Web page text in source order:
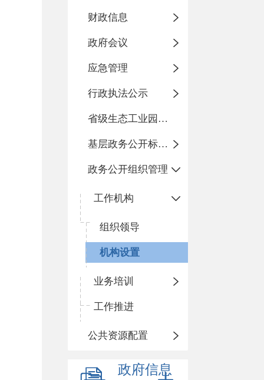
财政信息
政府会议
应急管理
行政执法公示
省级生态工业园区建设
基层政务公开标准化规范化
政务公开组织管理
工作机构
组织领导
机构设置
业务培训
工作推进
公共资源配置
政府信息